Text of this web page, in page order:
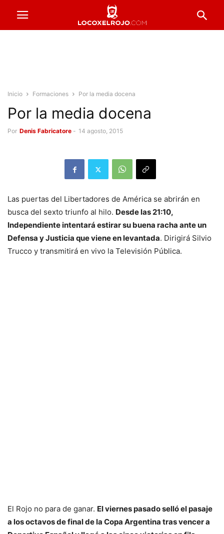
Inicio Formaciones Por la media docena
Por la media docena
Por Denis Fabricatore - 14 agosto, 2015
Las puertas del Libertadores de América se abrirán en
busca del sexto triunfo al hilo. Desde las 21:10,
Independiente intentará estirar su buena racha ante un
Defensa y Justicia que viene en levantada. Dirigirá Silvio
Trucco y transmitirá en vivo la Televisión Pública.
El Rojo no para de ganar. El viernes pasado selló el pasaje
a los octavos de final de la Copa Argentina tras vencer a